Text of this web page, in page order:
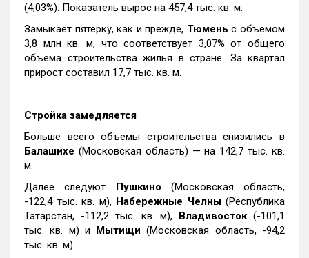
(4,03%). Показатель вырос на 457,4 тыс. кв. м.
Замыкает пятерку, как и прежде, Тюмень с объемом
3,8 млн кв. м, что соответствует 3,07% от общего
объема строительства жилья в стране. За квартал
прирост составил 17,7 тыс. кв. м.
Стройка замедляется
Больше всего объемы строительства снизились в
Балашихе (Московская область) — на 142,7 тыс. кв.
м.
Далее следуют Пушкино (Московская область,
-122,4 тыс. кв. м), Набережные Челны(Республика
Татарстан, -112,2 тыс. кв. м), Владивосток(-101,1
тыс. кв. м) и Мытищи (Московская область, -94,2
тыс. кв. м).